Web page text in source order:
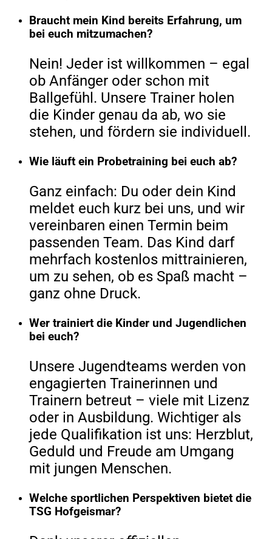
Braucht mein Kind bereits Erfahrung, um
bei euch mitzumachen?
Nein! Jeder ist willkommen – egal
ob Anfänger oder schon mit
Ballgefühl. Unsere Trainer holen
die Kinder genau da ab, wo sie
stehen, und fördern sie individuell.
Wie läuft ein Probetraining bei euch ab?
Ganz einfach: Du oder dein Kind
meldet euch kurz bei uns, und wir
vereinbaren einen Termin beim
passenden Team. Das Kind darf
mehrfach kostenlos mittrainieren,
um zu sehen, ob es Spaß macht –
ganz ohne Druck.
Wer trainiert die Kinder und Jugendlichen
bei euch?
Unsere Jugendteams werden von
engagierten Trainerinnen und
Trainern betreut – viele mit Lizenz
oder in Ausbildung. Wichtiger als
jede Qualifikation ist uns: Herzblut,
Geduld und Freude am Umgang
mit jungen Menschen.
Welche sportlichen Perspektiven bietet die
TSG Hofgeismar?